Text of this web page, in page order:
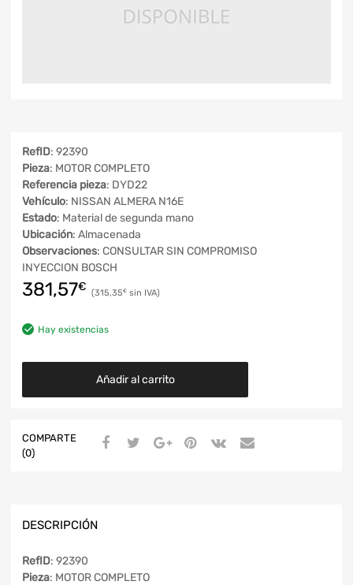
RefID: 92390
Pieza: MOTOR COMPLETO
Referencia pieza: DYD22
Vehículo: NISSAN ALMERA N16E
Estado: Material de segunda mano
Ubicación: Almacenada
Observaciones: CONSULTAR SIN COMPROMISO
INYECCION BOSCH
381,57€ 315,35€
Hay existencias
Añadir al carrito
COMPARTE
(0)
DESCRIPCIÓN
RefID: 92390
Pieza: MOTOR COMPLETO